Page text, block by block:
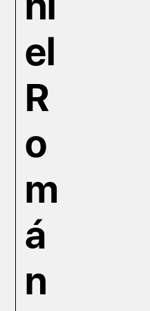
el
R
o
m
á
n